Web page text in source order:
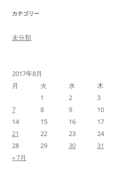
カテゴリー
未分類
2017年8月
月
火 水 木
1
2 3
7
8 9 10
14
15 16 17
21
22 23 24
28
29 30
31
« 7月